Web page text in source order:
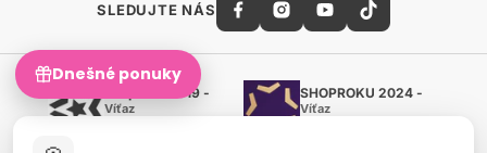
SLEDUJTE NÁS
Shoproku 2019 -
Víťaz
SHOPROKU 2024 -
Víťaz
Dnešné ponuky